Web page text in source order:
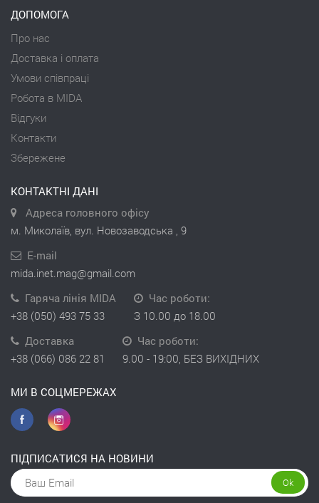
ДОПОМОГА
Про нас
Доставка і оплата
Умови співпраці
Робота в MIDA
Відгуки
Контакти
Збережене
КОНТАКТНІ ДАНІ
Адреса головного офісу
м. Миколаїв, вул. Новозаводська , 9
E-mail
mida.inet.mag@gmail.com
Гаряча лінія MIDA
+38 (050) 493 75 33
Час роботи:
З 10.00 до 18.00
Доставка
+38 (066) 086 22 81
Час роботи:
9.00 - 19:00, БЕЗ ВИХІДНИХ
МИ В СОЦМЕРЕЖАХ
ПІДПИСАТИСЯ НА НОВИНИ
Ok